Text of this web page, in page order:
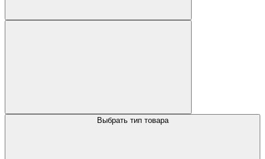
Выбрать тип товара